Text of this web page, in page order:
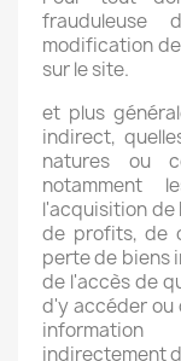
modification
sur le site.
et plus
indirect,
natures ou
notamment
l'acquisition de
de profits, de
perte de biens
de l'accès de
d'y accéder ou
indirectement